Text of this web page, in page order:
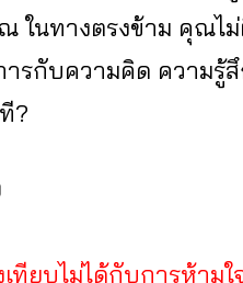
ในทางตรงข้าม คุณไ
รกับความคิด ความรู้
?
ทียบไม่ได้กับการห้ามใ